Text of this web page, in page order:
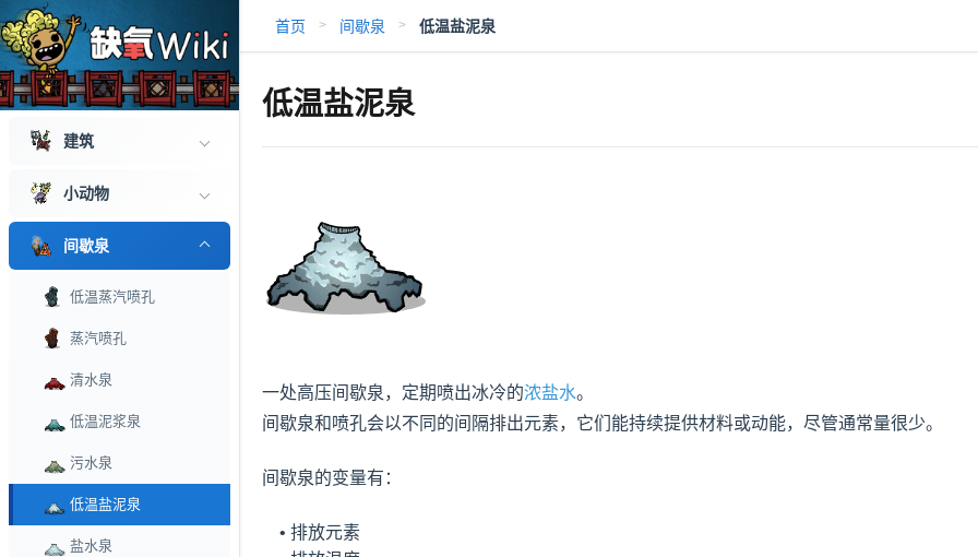
首页 > 间歇泉 > 低温盐泥泉
系统
建筑
小动物
间歇泉
低温蒸汽喷孔
蒸汽喷孔
清水泉
低温泥浆泉
污水泉
低温盐泥泉
盐水泉
低温盐泥泉
一处高压间歇泉，定期喷出冰冷的浓盐水。
间歇泉和喷孔会以不同的间隔排出元素，它们能持续提供材料或动能，尽管通常量很少。
间歇泉的变量有：